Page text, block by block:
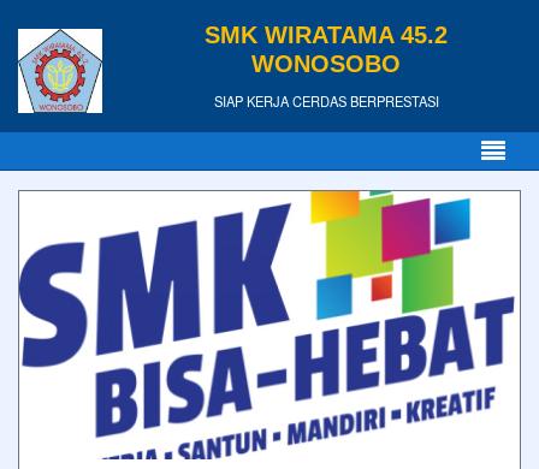
SMK WIRATAMA 45.2
WONOSOBO
SIAP KERJA CERDAS BERPRESTASI